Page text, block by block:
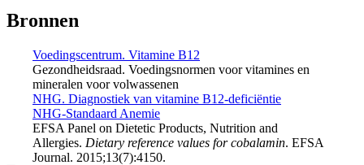
Bronnen
Voedingscentrum. Vitamine B12
Gezondheidsraad. Voedingsnormen voor vitamines en
mineralen voor volwassenen
NHG. Diagnostiek van vitamine B12-deficiëntie
NHG-Standaard Anemie
EFSA Panel on Dietetic Products, Nutrition and
Allergies. Dietary reference values for cobalamin. EFSA
Journal. 2015;13(7):4150.